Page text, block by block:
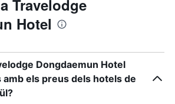
Travelodge
Hotel
Dongdaemun Hotel
els preus dels hotels de